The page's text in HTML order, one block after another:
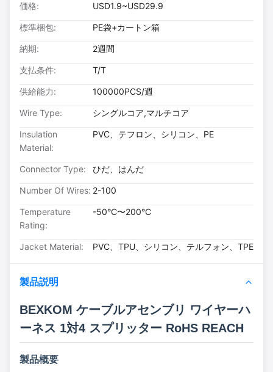
価格: USD1.9~USD29.9
標準梱包: PE袋+カートン箱
納期: 2週間
支払条件: T/T
供給能力: 100000PCS/週
Wire Type: シングルコア,マルチコア
Insulation
Material:
PVC、テフロン、シリコン、PE
Connector Type: ひだ、はんだ
Number Of Wires: 2-100
Temperature
Rating:
-50°C〜200°C
Jacket Material: PVC、TPU、シリコン、テルフォン、TPE
製品説明
BEXKOM ケーブルアセンブリ ワイヤーハ
ーネス 1対4 スプリッター RoHS REACH
製品概要